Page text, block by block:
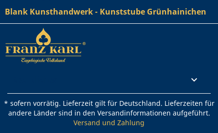
Blank Kunsthandwerk - Kunststube Grünhainichen

* sofern vorrätig. Lieferzeit gilt für Deutschland. Lieferzeiten für
andere Länder sind in den Versandinformationen aufgeführt.
Versand und Zahlung